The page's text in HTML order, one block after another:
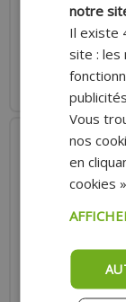
AJOUTER
Expédition
notre
Il existe
site : les
Vous
nos
en
cookies